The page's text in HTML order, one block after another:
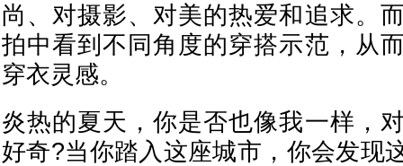
尚、对摄影、对美的热爱和追求。
拍中看到不同角度的穿搭示范，从
穿衣灵感。
炎热的夏天，你是否也像我一样，
好奇?当你踏入这座城市，你会发现